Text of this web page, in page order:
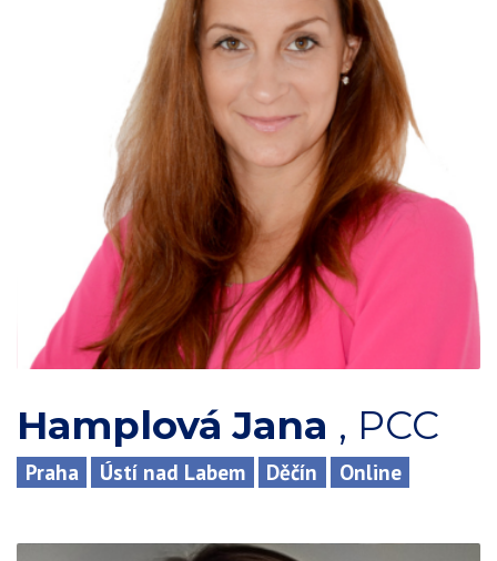
Hamplová Jana , PCC
Praha Ústí nad Labem Děčín Online